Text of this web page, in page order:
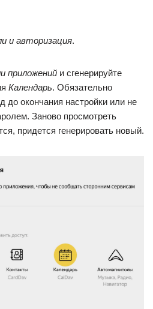
и авторизация.
приложений и сгенерируйте
Календарь. Обязательно
до окончания настройки или не
Заново просмотреть
придется генерировать новый.